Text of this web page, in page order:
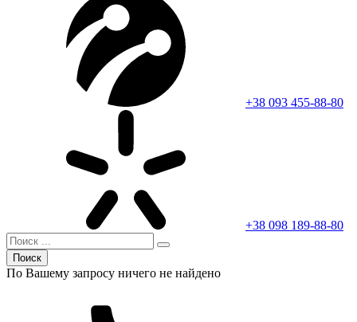
+38 093 455-88-80
+38 098 189-88-80
Поиск
По Вашему запросу ничего не найдено